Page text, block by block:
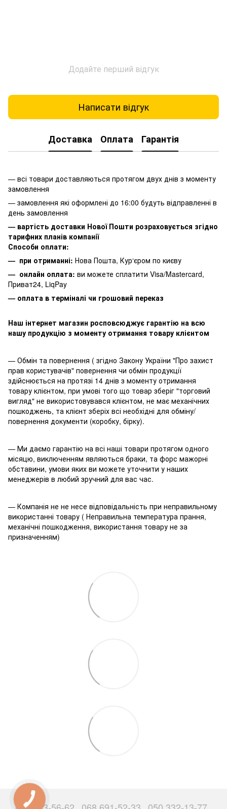
Додайте перший відгук
Написати відгук
Доставка Оплата Гарантія
— всі товари доставляються протягом двух днів з моменту
замовлення
— замовлення які оформлені до 16:00 будуть відправленні в
день замовлення
— вартість доставки Нової Пошти розраховується згідно
тарифних планів компанії
Способи оплати:
— при отриманні: Нова Пошта, Кур‘єром по києву
— онлайн оплата: ви можете сплатити Visa/Mastercard,
Приват24, LiqPay
— оплата в терміналі чи грошовий переказ
Наш інтернет магазин росповсюджує гарантію на всю
нашу продукцію з моменту отримання товару клієнтом
— Обмін та повернення ( згідно Закону України "Про захист
прав користувачів" повернення чи обмін продукції
здійснюється на протязі 14 днів з моменту отримання
товару клієнтом, при умові того що товар зберіг "торговий
вигляд" не використовувався клієнтом, не має механічних
пошкоджень, та клієнт зберіх всі необхідні для обміну/
повернення документи (коробку, бірку).
— Ми даємо гарантію на всі наші товари протягом одного
місяцю, виключенням являються браки, та форс мажорні
обставини, умови яких ви можете уточнити у наших
менеджерів в любий зручний для вас час.
— Компанія не не несе відповідальність при неправильному
використанні товару ( Неправильна температура прання,
механічні пошкодження, використання товару не за
призначенням)